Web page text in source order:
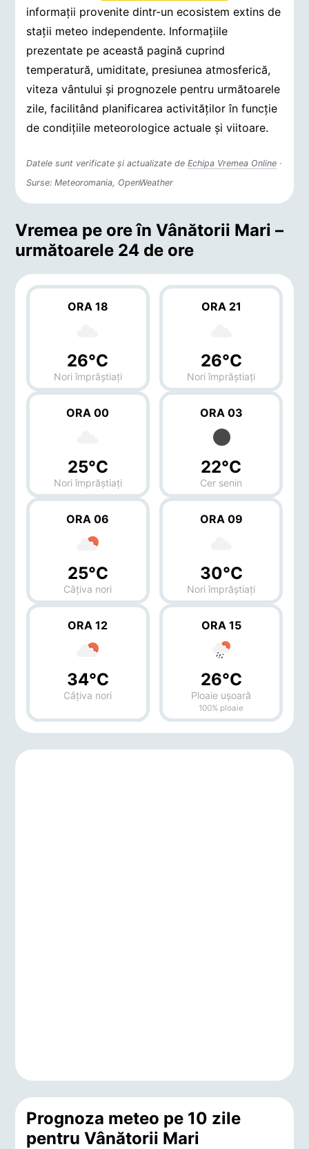
informații provenite dintr-un ecosistem extins de
stații meteo independente. Informațiile
prezentate pe această pagină cuprind
temperatură, umiditate, presiunea atmosferică,
viteza vântului și prognozele pentru următoarele
zile, facilitând planificarea activităților în funcție
de condițiile meteorologice actuale și viitoare.
Datele sunt verificate și actualizate deEchipa Vremea Online ·
Surse: Meteoromania, OpenWeather
Vremea pe ore în Vânătorii Mari –
următoarele 24 de ore
ORA 18
26°C
Nori împrăștiați
ORA 21
26°C
Nori împrăștiați
ORA 00
25°C
Nori împrăștiați
ORA 03
22°C
Cer senin
ORA 06
25°C
Câțiva nori
ORA 09
30°C
Nori împrăștiați
ORA 12
34°C
Câțiva nori
ORA 15
26°C
Ploaie ușoară
100% ploaie
Prognoza meteo pe 10 zile
pentru Vânătorii Mari